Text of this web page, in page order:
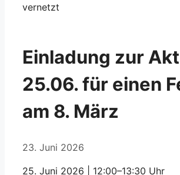
vernetzt
Einladung zur
25.06. für einen
am 8. März
23. Juni 2026
25. Juni 2026 | 12:00–13:30 Uhr